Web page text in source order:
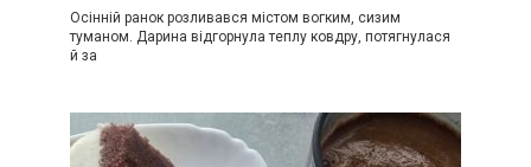
Осінній ранок розливався містом вогким, сизим
туманом. Дарина відгорнула теплу ковдру, потягнулася
й за